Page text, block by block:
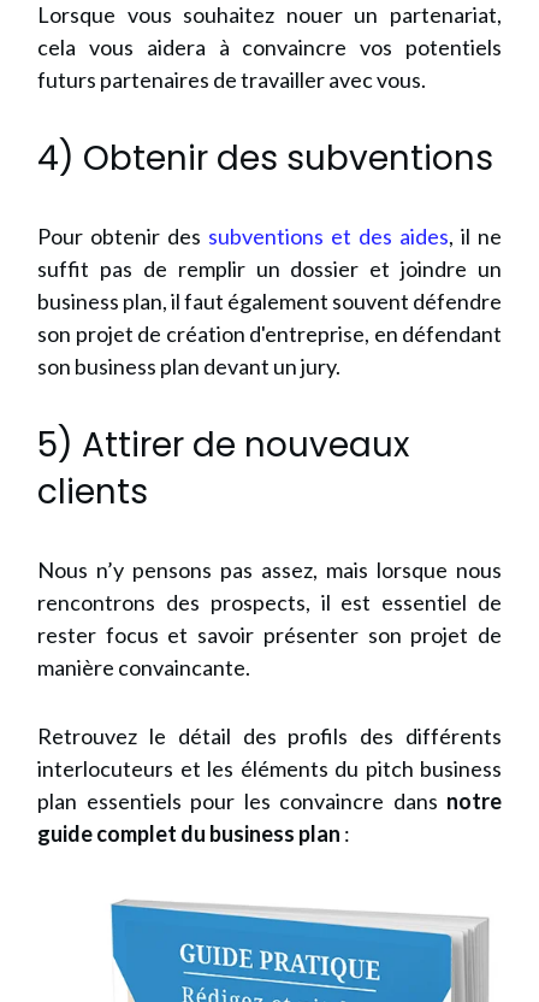
Lorsque vous souhaitez nouer un partenariat,
cela vous aidera à convaincre vos potentiels
futurs partenaires de travailler avec vous.
4) Obtenir des subventions
Pour obtenir des subventions et des aides, il ne
suffit pas de remplir un dossier et joindre un
business plan, il faut également souvent défendre
son projet de création d'entreprise, en défendant
son business plan devant un jury.
5) Attirer de nouveaux
clients
Nous n’y pensons pas assez, mais lorsque nous
rencontrons des prospects, il est essentiel de
rester focus et savoir présenter son projet de
manière convaincante.
Retrouvez le détail des profils des différents
interlocuteurs et les éléments du pitch business
plan essentiels pour les convaincre dans notre
guide complet du business plan :